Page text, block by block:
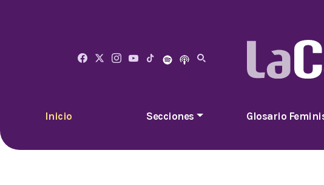
Inicio Secciones Glosario